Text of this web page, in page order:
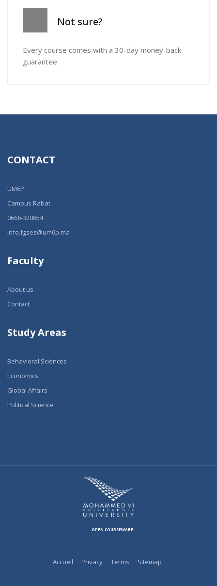
Not sure?
Every course comes with a 30-day money-back
guarantee
CONTACT
UM6P
Campus Rabat
0666-320854
info.fgses@um6p.ma
Faculty
About us
Contact
Study Areas
Behavioral Sciences
Economics
Global Affairs
Political Science
OPEN COURSEWARE
Accueil Privacy Terms Sitemap